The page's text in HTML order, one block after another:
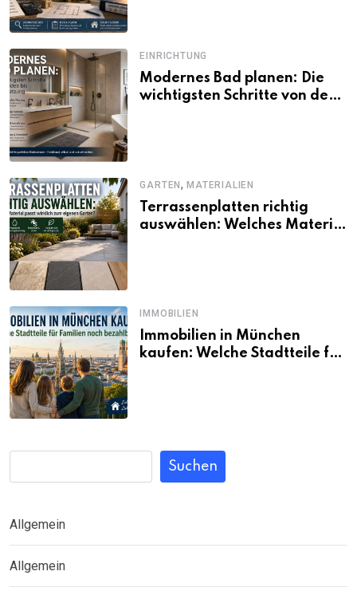
EINRICHTUNG
Modernes Bad planen: Die
wichtigsten Schritte von der
GARTEN,MATERIALIEN
Terrassenplatten richtig
auswählen: Welches Material
IMMOBILIEN
Immobilien in München
kaufen: Welche Stadtteile für
Suchen
Allgemein
Allgemein